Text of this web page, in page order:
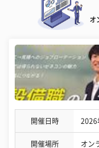
オ
開催日時 2026
開催場所 オン